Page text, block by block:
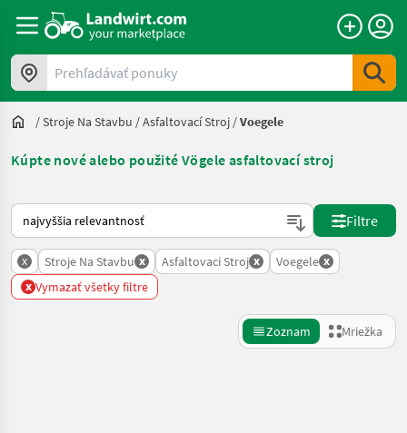
Prehľadávať ponuky
/Stroje Na Stavbu /Asfaltovací Stroj /Voegele
Kúpte nové alebo použité Vögele asfaltovací stroj
Takto sa vykonáva triedenie na Landwirt.com
Filtre
x Stroje Na Stavbu x Asfaltovaci Stroj x Voegele x
x Vymazať všetky filtre
Zoznam Mriežka